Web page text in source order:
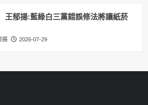
郁揚:藍綠白三黨錯誤修法將讓紙菸
揚 2026-07-29